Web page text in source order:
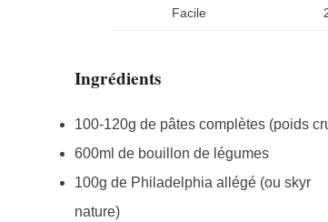
Facile
Ingrédients
100-120g de pâtes complètes (poids
600ml de bouillon de légumes
100g de Philadelphia allégé (ou skyr
nature)